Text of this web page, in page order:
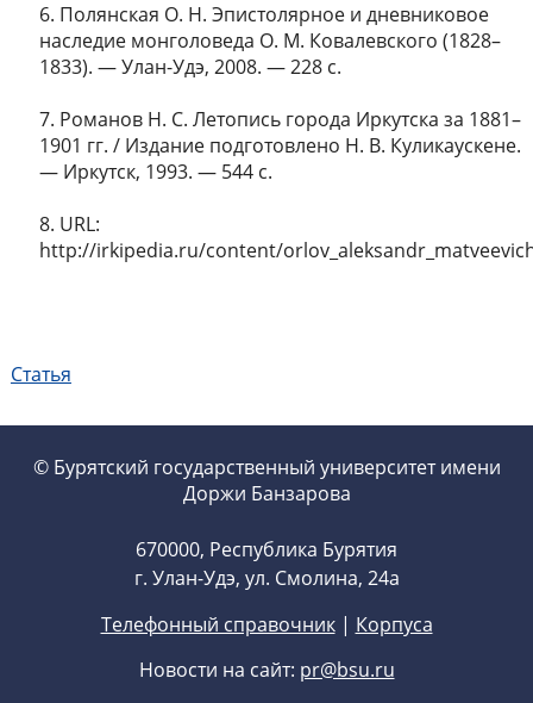
6. Полянская О. Н. Эпистолярное и дневниковое
наследие монголоведа О. М. Ковалевского (1828–
1833). ― Улан-Удэ, 2008. ― 228 с.
7. Романов Н. С. Летопись города Иркутска за 1881–
1901 гг. / Издание подготовлено Н. В. Куликаускене.
― Иркутск, 1993. ― 544 с.
8. URL:
http://irkipedia.ru/content/
Статья
© Бурятский государственный университет имени
Доржи Банзарова
670000, Республика Бурятия
г. Улан-Удэ, ул. Смолина, 24а
Телефонный справочник| Корпуса
Новости на сайт: pr@bsu.ru